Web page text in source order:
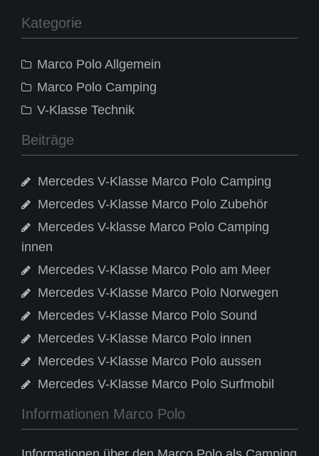
Kategorie
Marco Polo Allgemein
Marco Polo Camping
V-Klasse Technik
Beiträge
Mercedes V-Klasse Marco Polo Camping
Mercedes V-Klasse Marco Polo Zubehör
Mercedes V-klasse Marco Polo Camping
innen
Mercedes V-Klasse Marco Polo am Meer
Mercedes V-Klasse Marco Polo Norwegen
Mercedes V-Klasse Marco Polo Sound
Mercedes V-Klasse Marco Polo innen
Mercedes V-Klasse Marco Polo aussen
Mercedes V-Klasse Marco Polo Surfmobil
Informationen Marco Polo